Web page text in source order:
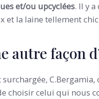
et/ou upcyclées. Il y
et la laine tellement
autre façon
C.Bergamia,
choisir celui qui nous